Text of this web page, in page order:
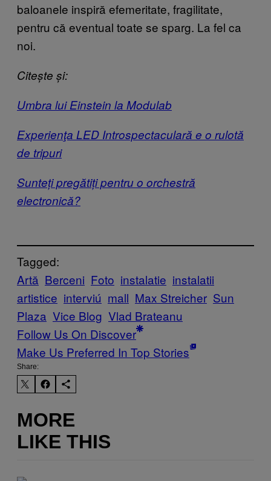
baloanele inspiră efemeritate, fragilitate,
pentru că eventual toate se sparg. La fel ca
noi.
Citește și:
Umbra lui Einstein la Modulab
Experienţa LED Introspectaculară e o rulotă
de tripuri
Sunteți pregătiți pentru o orchestră
electronică?
Tagged:
Artă Berceni Foto instalatie instalatii
artistice interviú mall Max Streicher Sun
Plaza Vice Blog Vlad Brateanu
Follow Us On Discover
Make Us Preferred In Top Stories
Share:
MORE
LIKE THIS